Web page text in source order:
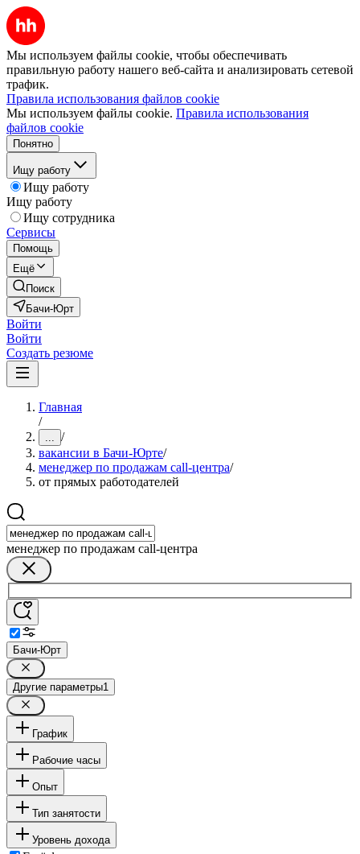
Мы используем файлы cookie, чтобы обеспечивать
правильную работу нашего веб-сайта и анализировать сетевой
трафик.
Правила использования файлов cookie
Мы используем файлы cookie. Правила использования
файлов cookie
Понятно
Ищу работу
Ищу работу
Ищу работу
Ищу сотрудника
Сервисы
Помощь
Ещё
Поиск
Бачи-Юрт
Войти
Войти
Создать резюме
Главная
/
... /
вакансии в Бачи-Юрте/
менеджер по продажам call-центра/
от прямых работодателей
менеджер по продажам call-центра
Бачи-Юрт
Другие параметры1
График
Рабочие часы
Опыт
Тип занятости
Уровень дохода